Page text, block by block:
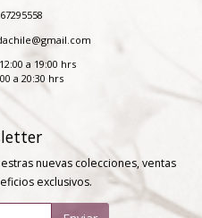
a 19:00 hrs
a 20:30 hrs
nuevas colecciones, ventas
exclusivos.